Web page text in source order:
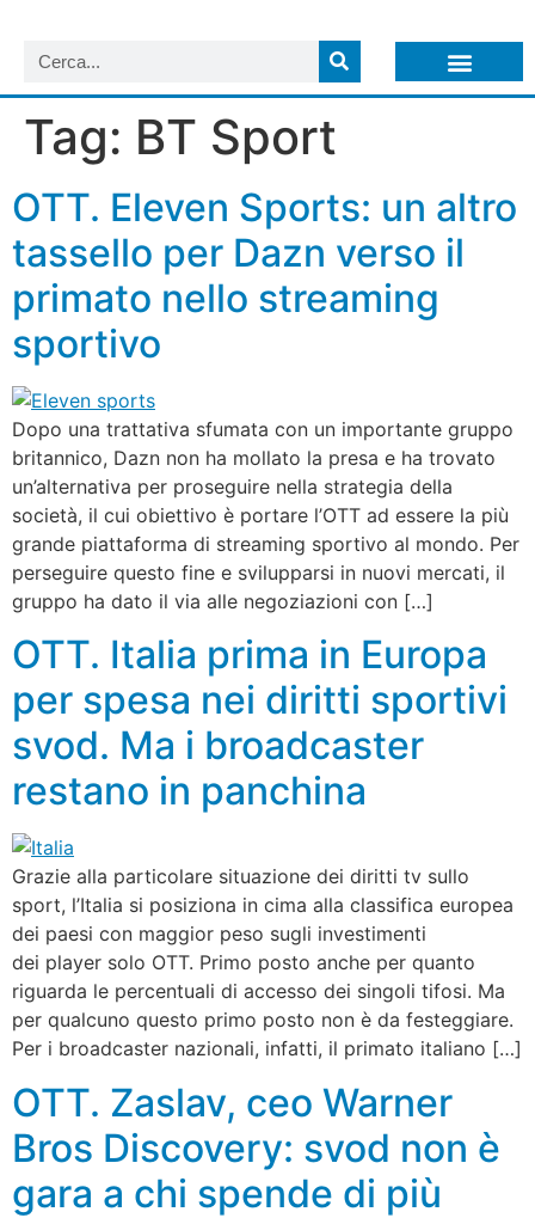
Tag: BT Sport
OTT. Eleven Sports: un altro
tassello per Dazn verso il
primato nello streaming
sportivo
Dopo una trattativa sfumata con un importante gruppo
britannico, Dazn non ha mollato la presa e ha trovato
un’alternativa per proseguire nella strategia della
società, il cui obiettivo è portare l’OTT ad essere la più
grande piattaforma di streaming sportivo al mondo. Per
perseguire questo fine e svilupparsi in nuovi mercati, il
gruppo ha dato il via alle negoziazioni con […]
OTT. Italia prima in Europa
per spesa nei diritti sportivi
svod. Ma i broadcaster
restano in panchina
Grazie alla particolare situazione dei diritti tv sullo
sport, l’Italia si posiziona in cima alla classifica europea
dei paesi con maggior peso sugli investimenti
dei player solo OTT. Primo posto anche per quanto
riguarda le percentuali di accesso dei singoli tifosi. Ma
per qualcuno questo primo posto non è da festeggiare.
Per i broadcaster nazionali, infatti, il primato italiano […]
OTT. Zaslav, ceo Warner
Bros Discovery: svod non è
gara a chi spende di più